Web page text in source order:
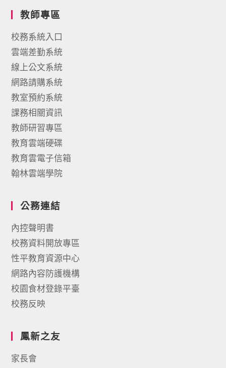
教師專區
校務系統入口
雲端差勤系統
線上公文系統
網路請購系統
教室預約系統
課務相關資訊
教師研習專區
教育雲端硬碟
教育雲電子信箱
翰林雲端學院
公務連結
內控聲明書
校務資料開放專區
性平教育資源中心
網路內容防護機構
校園食材登錄平臺
校務反映
鳳新之友
家長會